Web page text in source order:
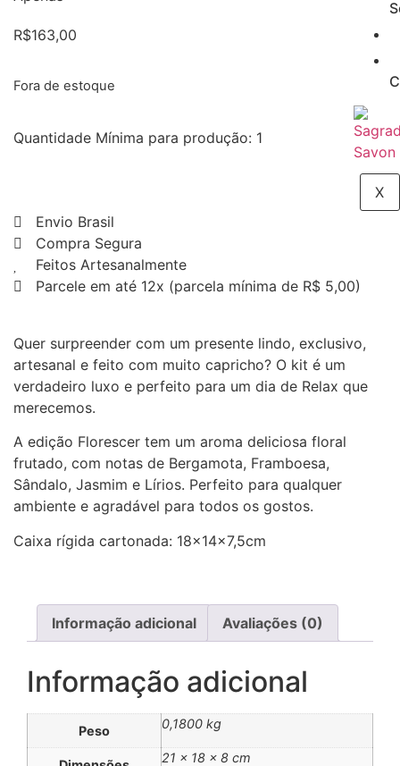
X
R$163,00
Fora de estoque
Quantidade Mínima para produção: 1
Envio Brasil
Compra Segura
Feitos Artesanalmente
Parcele em até 12x (parcela mínima de R$ 5,00)
Quer surpreender com um presente lindo, exclusivo,
artesanal e feito com muito capricho? O kit é um
verdadeiro luxo e perfeito para um dia de Relax que
merecemos.
A edição Florescer tem um aroma deliciosa floral
frutado, com notas de Bergamota, Framboesa,
Sândalo, Jasmim e Lírios. Perfeito para qualquer
ambiente e agradável para todos os gostos.
Caixa rígida cartonada: 18x14x7,5cm
Informação adicional Avaliações (0)
Informação adicional
Peso 0,1800 kg
21 × 18 × 8 cm